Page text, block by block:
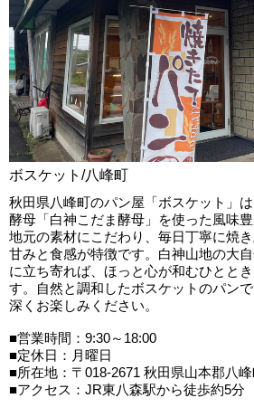
ボスケット/八峰町
秋田県八峰町のパン屋「ボスケット」
酵母「白神こだま酵母」を使った風味豊
地元の素材にこだわり、毎日丁寧に焼
甘みと食感が特徴です。白神山地の大
に立ち寄れば、ほっと心が和むひとと
す。自然と調和したボスケットのパン
深くお楽しみください。
■営業時間：9:30～18:00
■定休日：月曜日
■所在地：〒018-2671 秋田県山本郡八
■アクセス：JR東八森駅から徒歩約5分